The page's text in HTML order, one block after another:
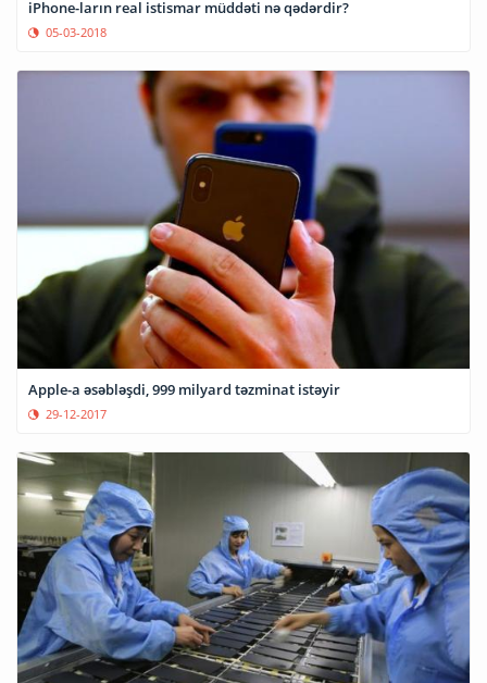
iPhone-ların real istismar müddəti nə qədərdir?
05-03-2018
Apple-a əsəbləşdi, 999 milyard təzminat istəyir
29-12-2017